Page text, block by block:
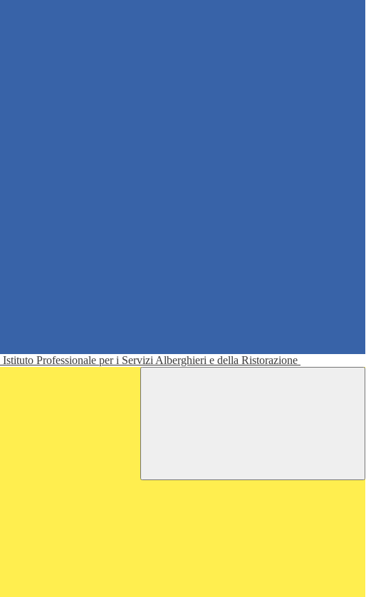
Istituto Professionale per i Servizi Alberghieri e della Ristorazione